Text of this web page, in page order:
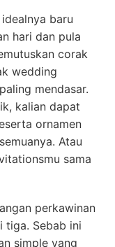
baru
hari dan pula
corak
wedding
mendasar.
kalian dapat
ornamen
Atau
sama
perkawinan
tiga. Sebab ini
simple yang